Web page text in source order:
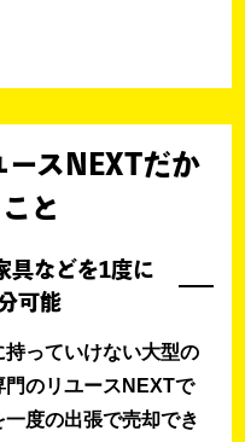
スNEXTだか
と
具などを1度に
可能
っていけない大型の
のリユースNEXTで
度の出張で売却でき